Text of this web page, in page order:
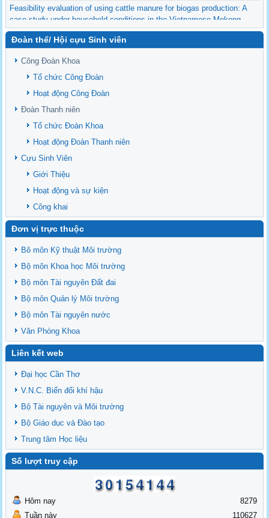
Feasibility evaluation of using cattle manure for biogas production: A
case study under household conditions in the Vietnamese Mekong
Delta
Sediment properties in flood-based farming systems in the Vietnamese
upstream Mekong Delta
Danh mục tạp chí xuất bản Quốc Tế 2026
Danh Mục các Đề Tài NCKH cấp Tỉnh năm 2024
Văn bản - Quy định
Ban chấp hành Đảng bộ khoa
Đoàn thể/ Hội cựu Sinh viên
Công Đoàn Khoa
Tổ chức Công Đoàn
Hoạt động Công Đoàn
Đoàn Thanh niên
Tổ chức Đoàn Khoa
Hoạt động Đoàn Thanh niên
Cựu Sinh Viên
Giới Thiệu
Hoạt động và sự kiện
Công khai
Đơn vị trực thuộc
Bô môn Kỹ thuật Môi trường
Bộ môn Khoa học Môi trường
Bộ môn Tài nguyên Đất đai
Bộ môn Quản lý Môi trường
Bộ môn Tài nguyên nước
Văn Phòng Khoa
Liên kết web
Đại học Cần Thơ
V.N.C. Biến đổi khí hậu
Bộ Tài nguyên và Môi trường
Bộ Giáo dục và Đào tạo
Trung tâm Học liệu
Số lượt truy cập
Hôm nay
Tuần này
8279
110627